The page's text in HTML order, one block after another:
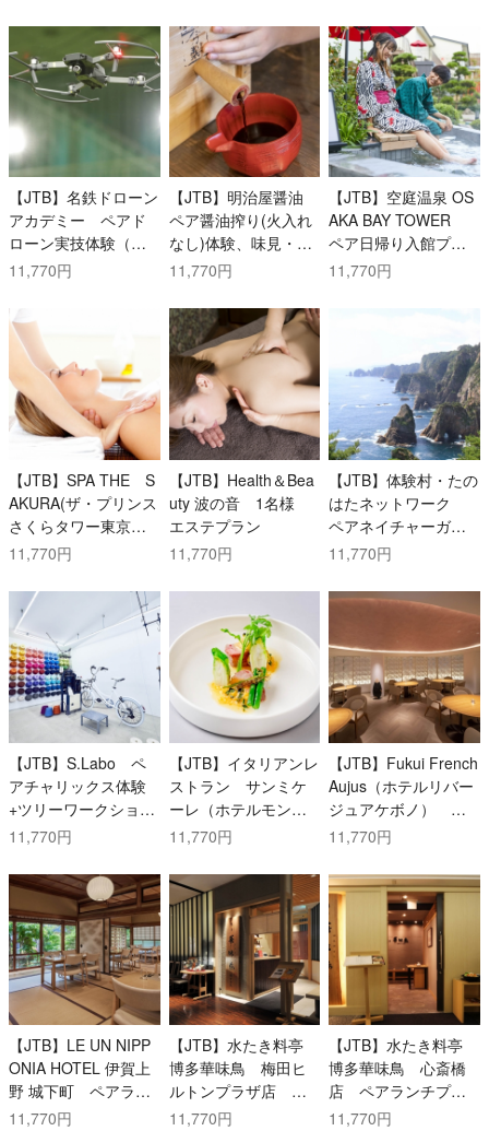
【JTB】名鉄ドローン
アカデミー ペアド
ローン実技体験（約9
0分）
11,770円
【JTB】明治屋醤油
ペア醤油搾り(火入れ
なし)体験、味見・お
土産付
11,770円
【JTB】空庭温泉 OS
AKA BAY TOWER
ペア日帰り入館プラ
ン（岩盤浴+館内利用
11,770円
【JTB】SPA THE S
AKURA(ザ・プリンス
さくらタワー東京、
オートグラフコレク
テプラン
11,770円
【JTB】Health＆Bea
uty 波の音 1名様
エステプラン
11,770円
【JTB】体験村・たの
はたネットワーク
ペアネイチャーガイ
ド付トレッキングプ
11,770円
【JTB】S.Labo ペ
アチャリックス体験
+ツリーワークショッ
プ+ミニソックススト
11,770円
【JTB】イタリアンレ
ストラン サンミケ
ーレ（ホテルモント
レ福岡） ペアラン
11,770円
【JTB】Fukui French
Aujus（ホテルリバー
ジュアケボノ） ペ
アランチプラン
11,770円
【JTB】LE UN NIPP
ONIA HOTEL 伊賀上
野 城下町 ペアラン
チプラン
11,770円
【JTB】水たき料亭
博多華味鳥 梅田ヒ
ルトンプラザ店 ペ
アランチプラン
11,770円
【JTB】水たき料亭
博多華味鳥 心斎橋
店 ペアランチプラ
ン
11,770円